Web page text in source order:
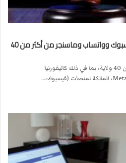
دعوى قضائية ضدّ شركات فيسبوك وواتساب وماسنجر من أكثر من 40
نيويورك ــ الرأي الجديد رفعت أكثر من 40 ولاية، بما في ذلك كاليفورنيا